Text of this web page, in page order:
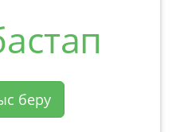
беру